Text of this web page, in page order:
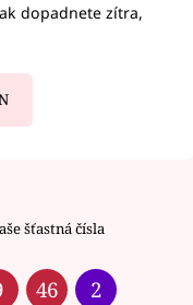
dopadnete zítra,
šťastná čísla
46 2